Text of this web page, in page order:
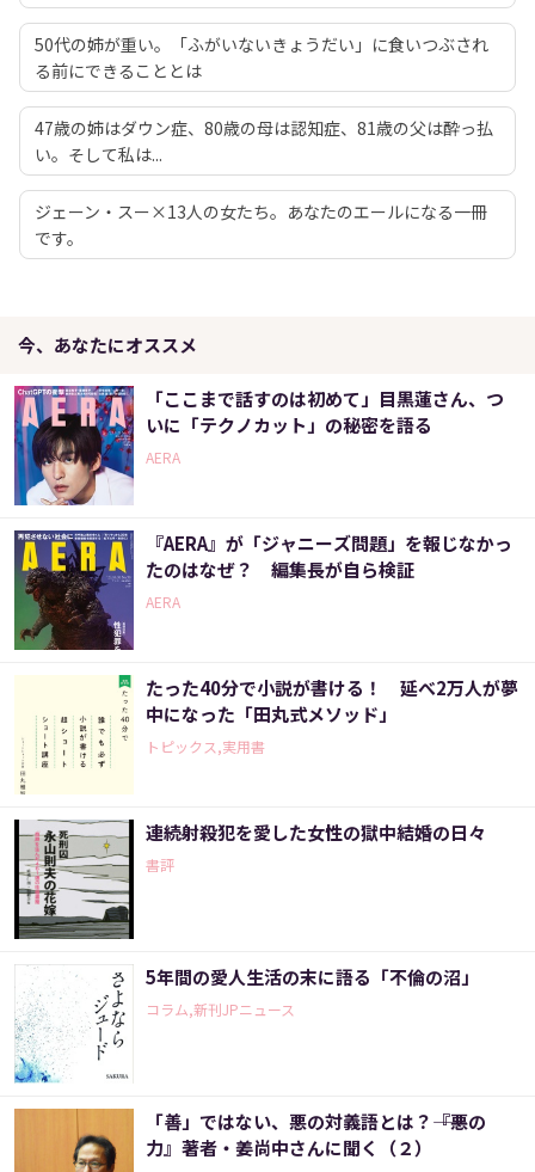
50代の姉が重い。「ふがいないきょうだい」に食いつぶされ
る前にできることとは
47歳の姉はダウン症、80歳の母は認知症、81歳の父は酔っ払
い。そして私は...
ジェーン・スー×13人の女たち。あなたのエールになる一冊
です。
今、あなたにオススメ
「ここまで話すのは初めて」目黒蓮さん、つ
いに「テクノカット」の秘密を語る
AERA
『AERA』が「ジャニーズ問題」を報じなかっ
たのはなぜ？ 編集長が自ら検証
AERA
たった40分で小説が書ける！ 延べ2万人が夢
中になった「田丸式メソッド」
トピックス,実用書
連続射殺犯を愛した女性の獄中結婚の日々
書評
5年間の愛人生活の末に語る「不倫の沼」
コラム,新刊JPニュース
「善」ではない、悪の対義語とは？――『悪の
力』著者・姜尚中さんに聞く（２）